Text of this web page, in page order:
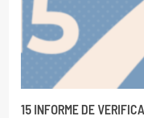
15 INFORME DE